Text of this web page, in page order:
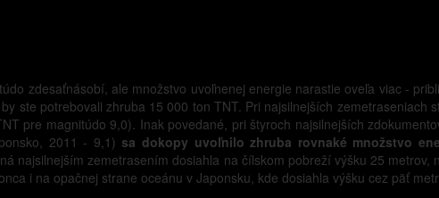
zdesaťnásobí, ale množstvo uvoľnenej energie narastie oveľa viac -
ste potrebovali zhruba 15 000 ton TNT. Pri najsilnejších zemetraseniach
pre magnitúdo 9,0). Inak povedané, pri štyroch najsilnejších
2011 - 9,1) sa dokopy uvoľnilo zhruba rovnaké množstvo
najsilnejším zemetrasením dosiahla na čílskom pobreží výšku 25 metrov,
i na opačnej strane oceánu v Japonsku, kde dosiahla výšku cez päť